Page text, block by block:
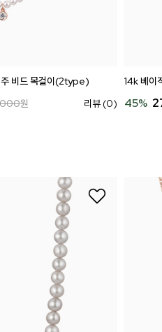
주 비드 목걸이(2type)
원 리뷰 (0)
14k 베
45%